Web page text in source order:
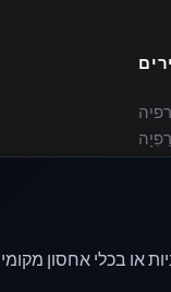
קשר
או בכלי אחסון